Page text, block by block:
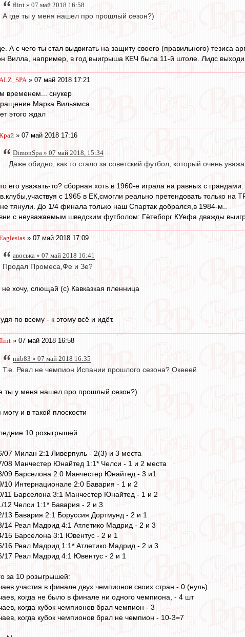
flint » 07 май 2018 16:58
А где ты у меня нашел про прошлый сезон?)
А с чего ты стал выдвигать на защиту своего (правильного)
Вилла, например, в год выигрыша КЕЧ была 11-й штоле. Лидс
ALZ_SPA » 07 май 2018 17:21
временем... снукер
Марка Вильямса
этого ждал
» 07 май 2018 17:16
DimonSpa » 07 май 2018, 15:34
.. Даже обидно, как то стало за советский футбол, который очень
его уважать-то? сборная хоть в 1960-е играла на равных с грандами.
с 1965 в ЕК,смогли реально претендовать только
тянули. До 1/4 финала только наш Спартак добрался,в 1984-м..
с неуважаемым шведским футболом: Гётеборг КУефа дважды
» 07 май 2018 17:09
авоська » 07 май 2018 16:41
Продал Промеса,Фе и Зе?
хочу, слющай (с) Кавказкая пленница
по всему - к этому всё и идёт.
» 07 май 2018 16:58
mib83 » 07 май 2018 16:35
Т.е. Реал не чемпион Испании прошлого сезона? Окееей
ты у меня нашел про прошлый сезон?)
могу и в такой плоскости
10 розыгрышей
07 Милан 2:1 Ливерпуль - 2(3) и 3 места
08 Манчестер Юнайтед 1:1* Челси - 1 и 2 места
09 Барселона 2:0 Манчестер Юнайтед - 3 и1
10 Интернационале 2:0 Бавария - 1 и 2
11 Барселона 3:1 Манчестер Юнайтед - 1 и 2
12 Челси 1:1* Бавария - 2 и 3
13 Бавария 2:1 Боруссия Дортмунд - 2 и 1
14 Реал Мадрид 4:1 Атлетико Мадрид - 2 и 3
15 Барселона 3:1 Ювентус - 2 и 1
16 Реал Мадрид 1:1* Атлетико Мадрид - 2 и 3
17 Реал Мадрид 4:1 Ювентус - 2 и 1
за 10 розыгрышей:
участия в финале двух чемпионов своих стран - 0 (нуль)
когда не было в финале ни одного чемпиона, - 4 шт
когда кубок чемпионов брал чемпион - 3
когда кубок чемпионов брал не чемпион - 10-3=7